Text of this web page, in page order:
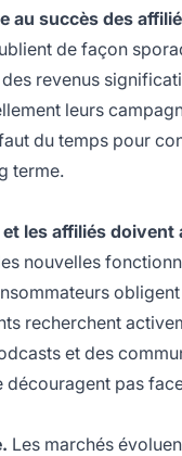
au succès des
de façon
revenus
leurs
du temps pour
terme.
les affiliés
nouvelles
recherchent
et des
pas
Les marchés